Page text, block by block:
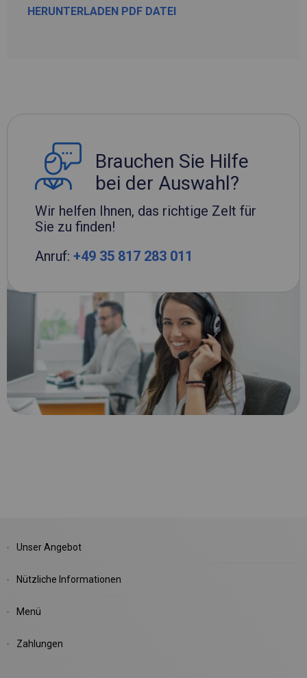
HERUNTERLADEN PDF DATEI
Brauchen Sie Hilfe
bei der Auswahl?
Wir helfen Ihnen, das richtige Zelt für
Sie zu finden!
Anruf: +49 35 817 283 011
Unser Angebot
Nützliche Informationen
Menü
Zahlungen